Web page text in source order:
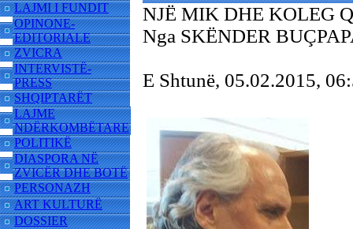
LAJMI I FUNDIT
OPINONE-
EDITORIALE
ZVICRA
INTERVISTË-
PRESS
SHQIPTARËT
LAJME
NDËRKOMBËTARE
POLITIKË
DIASPORA NË
ZVICËR DHE BOTË
PERSONAZH
ART KULTURË
DOSSIER
NJË MIK DHE KOLEG
Nga SKËNDER
E Shtunë, 05.02.2015,